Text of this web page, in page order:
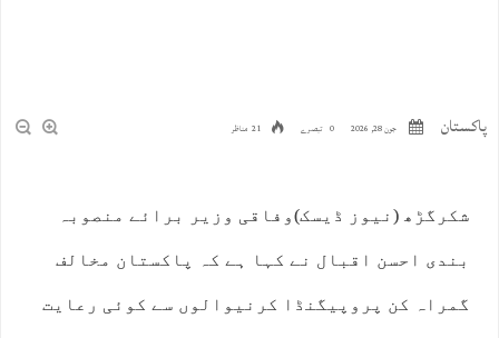
پاکستان جون 28, 2026 0 تبصرے 21 مناظر
شکرگڑھ (نیوز ڈیسک)وفاقی وزیر برائے منصوبہ
بندی احسن اقبال نے کہا ہے کہ پاکستان مخالف
گمراہ کن پروپیگنڈا کرنیوالوں سے کوئی رعایت